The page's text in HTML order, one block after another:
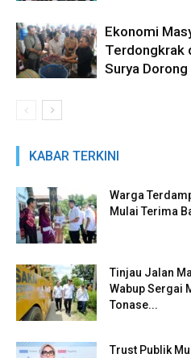
Ekonomi
Terdongkrak
Surya
KABAR TERKINI
Warga
Mulai Terima
Tinjau Jalan
Wabup Sergai
Tonase...
Trust Publik